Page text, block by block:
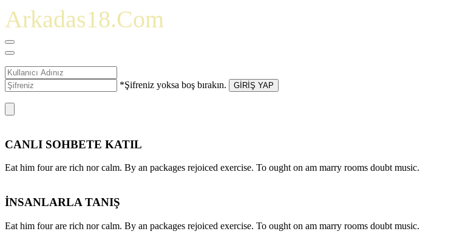
Arkadas18.Com
*Şifreniz yoksa boş bırakın. GİRİŞ YAP
CANLI SOHBETE KATIL
Eat him four are rich nor calm. By an packages rejoiced exercise. To ought on am marry rooms doubt music.
İNSANLARLA TANIŞ
Eat him four are rich nor calm. By an packages rejoiced exercise. To ought on am marry rooms doubt music.